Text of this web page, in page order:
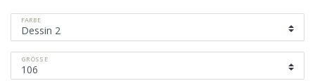
FARBE
GRÖSSE